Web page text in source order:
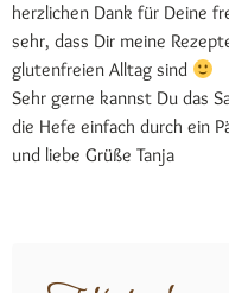
herzlichen Dank für Deine
sehr, dass Dir meine
glutenfreien Alltag sind
Sehr gerne kannst Du das
die Hefe einfach durch ein
und liebe Grüße Tanja